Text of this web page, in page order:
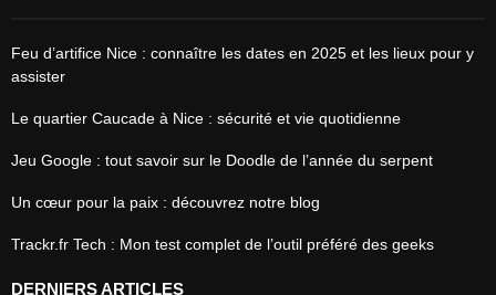
Feu d’artifice Nice : connaître les dates en 2025 et les lieux pour y
assister
Le quartier Caucade à Nice : sécurité et vie quotidienne
Jeu Google : tout savoir sur le Doodle de l’année du serpent
Un cœur pour la paix : découvrez notre blog
Trackr.fr Tech : Mon test complet de l’outil préféré des geeks
DERNIERS ARTICLES